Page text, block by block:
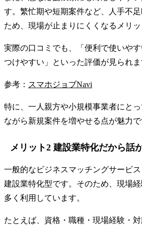
す。繁忙期や短期案件など、人手不
ため、現場が止まりにくくなるメリッ
実際の口コミでも、「便利で使いや
つけやすい」といった評価が見られま
参考： スマホジョブNavi
特に、一人親方や小規模事業者にと
ながら新規案件を増やせる点が魅力で
メリット2 建設業特化だから話
一般的なビジネスマッチングサービ
建設業特化型です。そのため、現場
多く利用しています。
たとえば、資格・職種・現場経験・